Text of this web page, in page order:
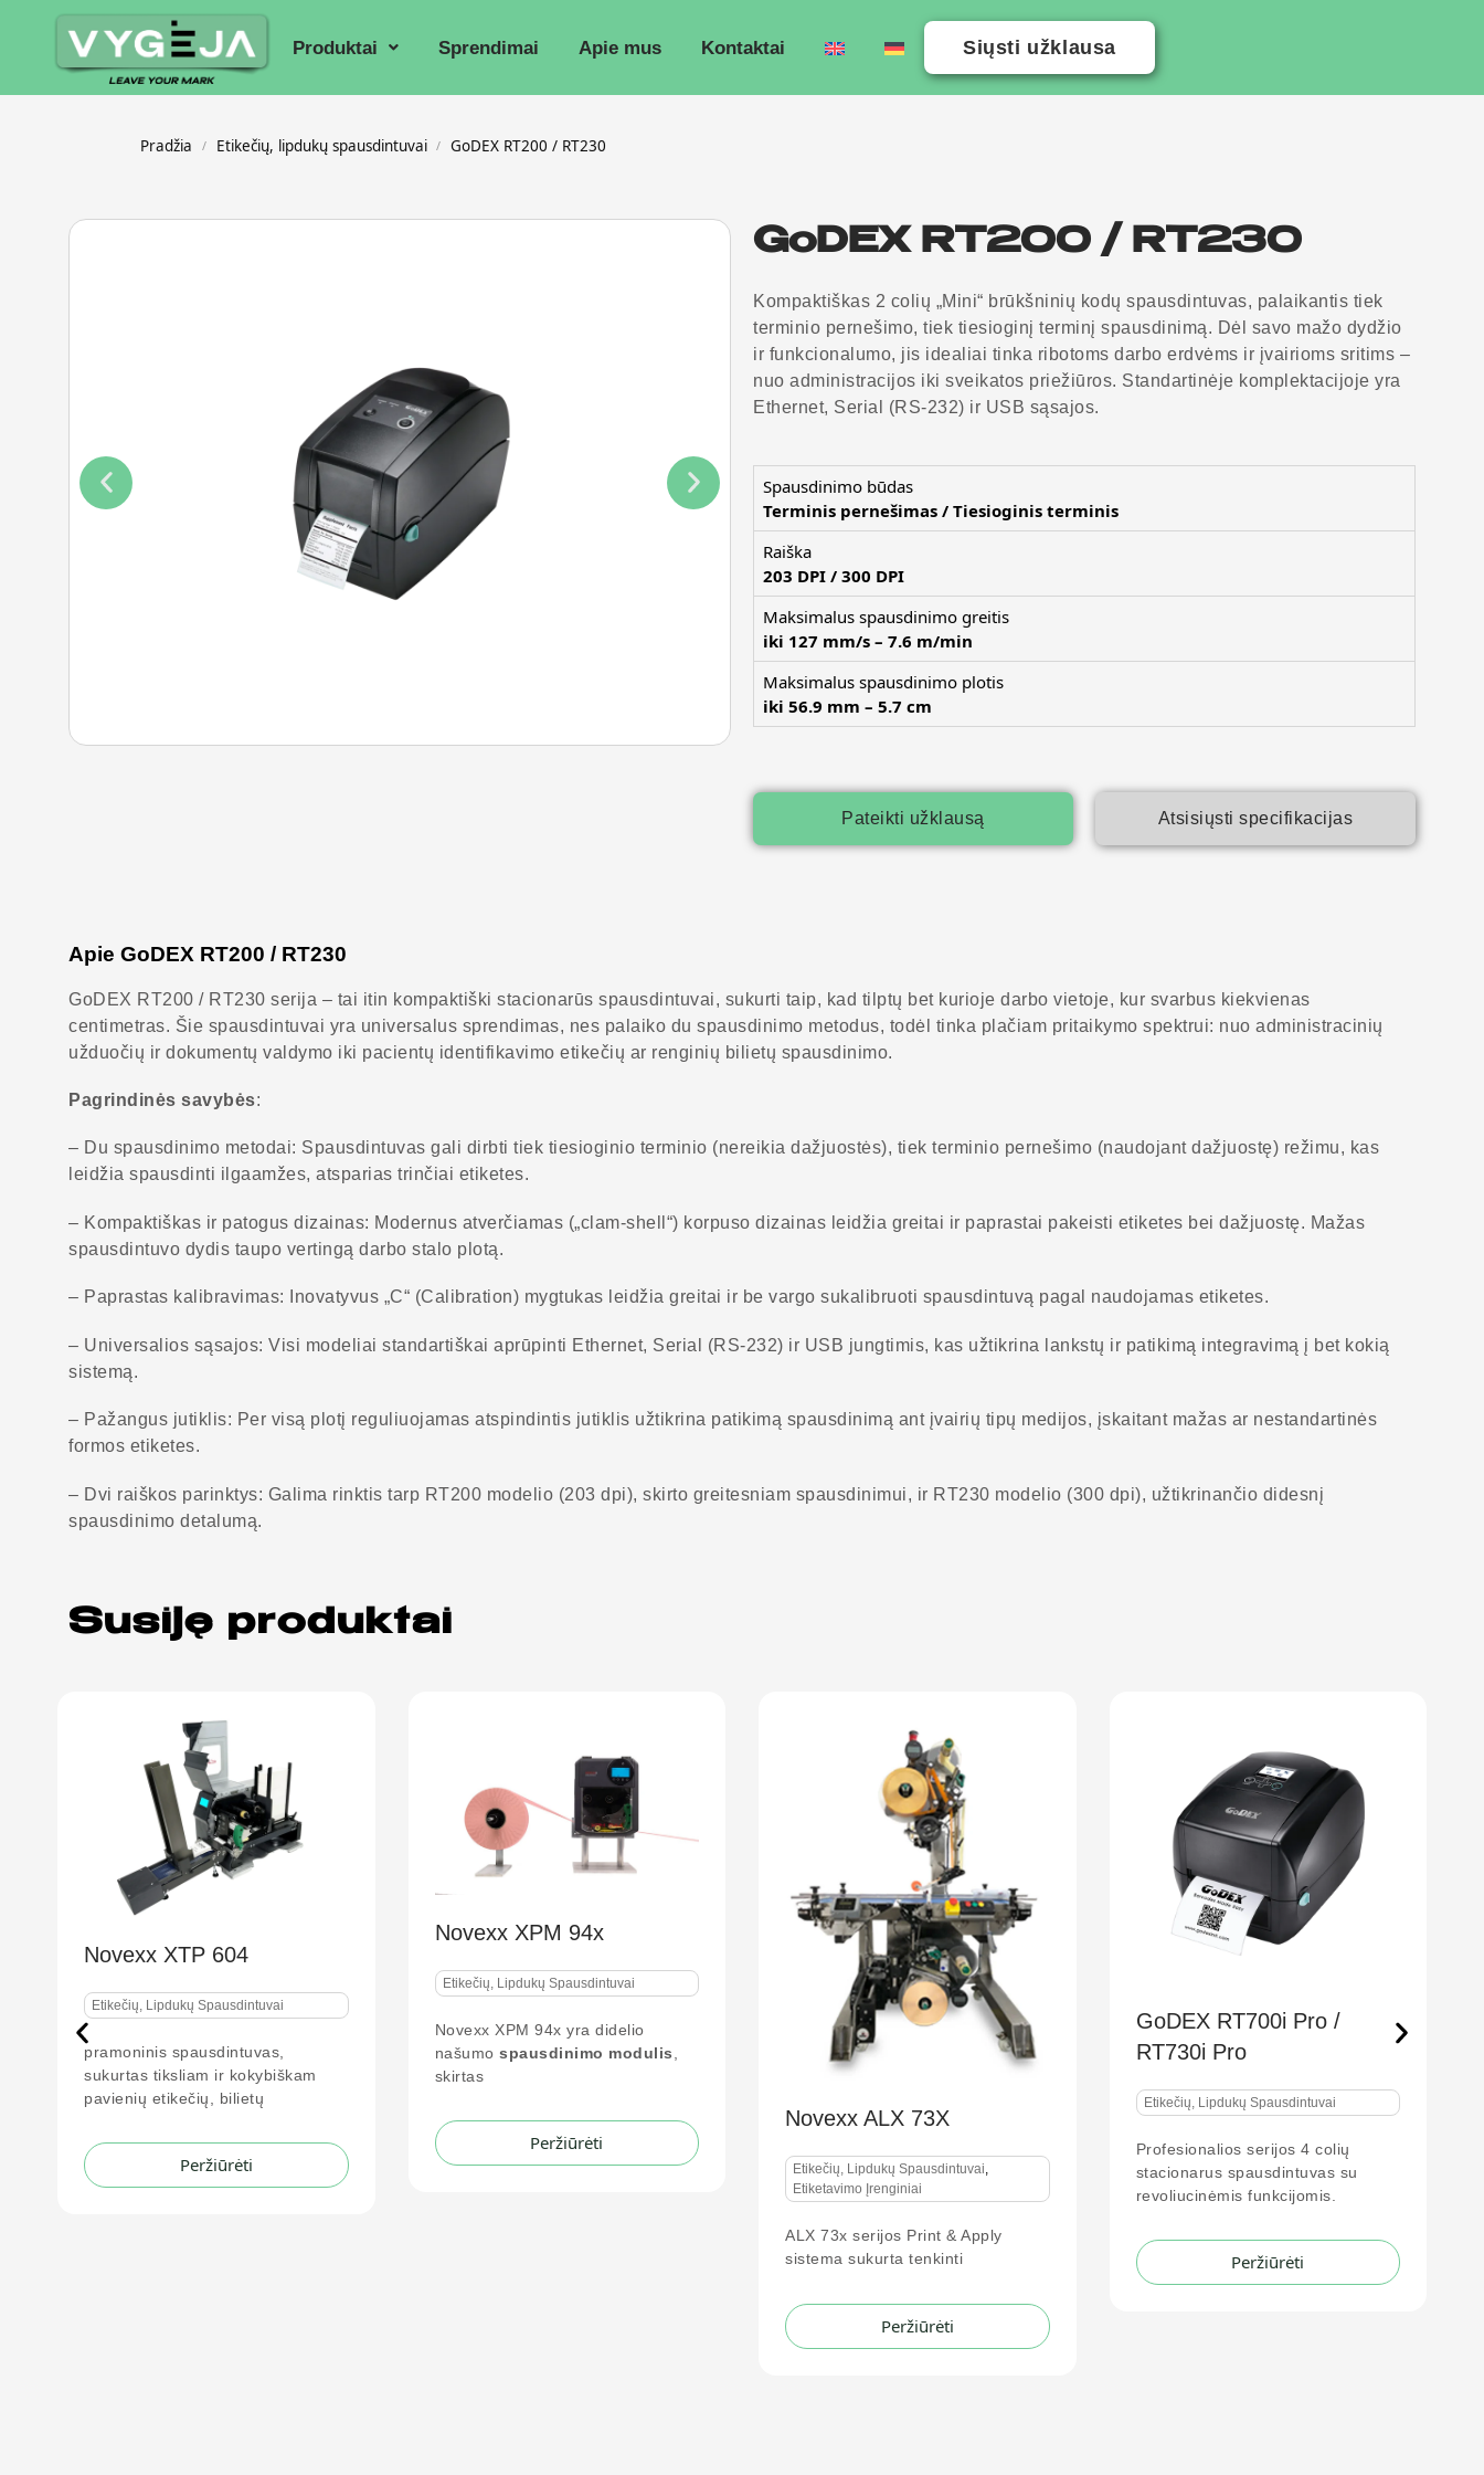
Produktai Sprendimai Apie mus Kontaktai Siųsti užklausa
Pradžia / Etikečių, lipdukų spausdintuvai / GoDEX RT200 / RT230
GoDEX RT200 / RT230
Kompaktiškas 2 colių „Mini“ brūkšninių kodų spausdintuvas, palaikantis tiek
terminio pernešimo, tiek tiesioginį terminį spausdinimą. Dėl savo mažo dydžio
ir funkcionalumo, jis idealiai tinka ribotoms darbo erdvėms ir įvairioms sritims –
nuo administracijos iki sveikatos priežiūros. Standartinėje komplektacijoje yra
Ethernet, Serial (RS-232) ir USB sąsajos.
Spausdinimo būdas
Terminis pernešimas / Tiesioginis terminis
Raiška
203 DPI / 300 DPI
Maksimalus spausdinimo greitis
iki 127 mm/s – 7.6 m/min
Maksimalus spausdinimo plotis
iki 56.9 mm – 5.7 cm
Pateikti užklausą Atsisiųsti specifikacijas
Apie GoDEX RT200 / RT230
GoDEX RT200 / RT230 serija – tai itin kompaktiški stacionarūs spausdintuvai, sukurti taip, kad tilptų bet kurioje darbo vietoje, kur svarbus kiekvienas
centimetras. Šie spausdintuvai yra universalus sprendimas, nes palaiko du spausdinimo metodus, todėl tinka plačiam pritaikymo spektrui: nuo administracinių
užduočių ir dokumentų valdymo iki pacientų identifikavimo etikečių ar renginių bilietų spausdinimo.
Pagrindinės savybės:
– Du spausdinimo metodai: Spausdintuvas gali dirbti tiek tiesioginio terminio (nereikia dažjuostės), tiek terminio pernešimo (naudojant dažjuostę) režimu, kas
leidžia spausdinti ilgaamžes, atsparias trinčiai etiketes.
– Kompaktiškas ir patogus dizainas: Modernus atverčiamas („clam-shell“) korpuso dizainas leidžia greitai ir paprastai pakeisti etiketes bei dažjuostę. Mažas
spausdintuvo dydis taupo vertingą darbo stalo plotą.
– Paprastas kalibravimas: Inovatyvus „C“ (Calibration) mygtukas leidžia greitai ir be vargo sukalibruoti spausdintuvą pagal naudojamas etiketes.
– Universalios sąsajos: Visi modeliai standartiškai aprūpinti Ethernet, Serial (RS-232) ir USB jungtimis, kas užtikrina lankstų ir patikimą integravimą į bet kokią
sistemą.
– Pažangus jutiklis: Per visą plotį reguliuojamas atspindintis jutiklis užtikrina patikimą spausdinimą ant įvairių tipų medijos, įskaitant mažas ar nestandartinės
formos etiketes.
– Dvi raiškos parinktys: Galima rinktis tarp RT200 modelio (203 dpi), skirto greitesniam spausdinimui, ir RT230 modelio (300 dpi), užtikrinančio didesnį
spausdinimo detalumą.
Susiję produktai
našumo spausdinimo modulis
skirtas
Peržiūrėti
Novexx ALX 73X
Etikečių, Lipdukų Spausdintuvai,
GoDEX RT700i Pro /
RT730i Pro
stacionarus spausdintuvas su
revoliucinėmis funkcijomis.
Peržiūrėti
GoDEX DT4x+
Patikimas tiesioginio terminio
spausdinimo stacionarus
spausdintuvas, siūlantis didelį
spausdinimo
Peržiūrėti